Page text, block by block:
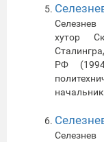
Селезнев
хутор
РФ
Селезнев